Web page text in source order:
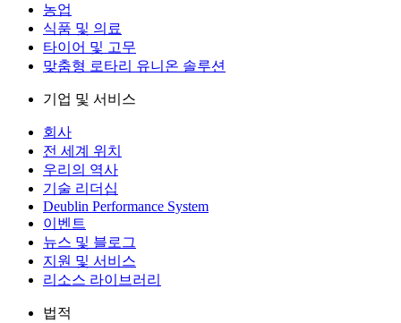
농업
식품 및 의료
타이어 및 고무
맞춤형 로타리 유니온 솔루션
기업 및 서비스
회사
전 세계 위치
우리의 역사
기술 리더십
Deublin Performance System
이벤트
뉴스 및 블로그
지원 및 서비스
리소스 라이브러리
법적